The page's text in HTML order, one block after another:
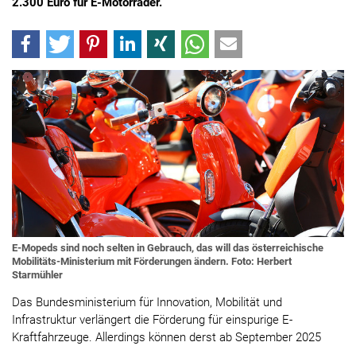
E-Mopeds sind noch selten in Gebrauch, das will das österreichische
Mobilitäts-Ministerium mit Förderungen ändern. Foto: Herbert
Starmühler
Das Bundesministerium für Innovation, Mobilität und
Infrastruktur verlängert die Förderung für einspurige E-
Kraftfahrzeuge. Allerdings können derst ab September 2025